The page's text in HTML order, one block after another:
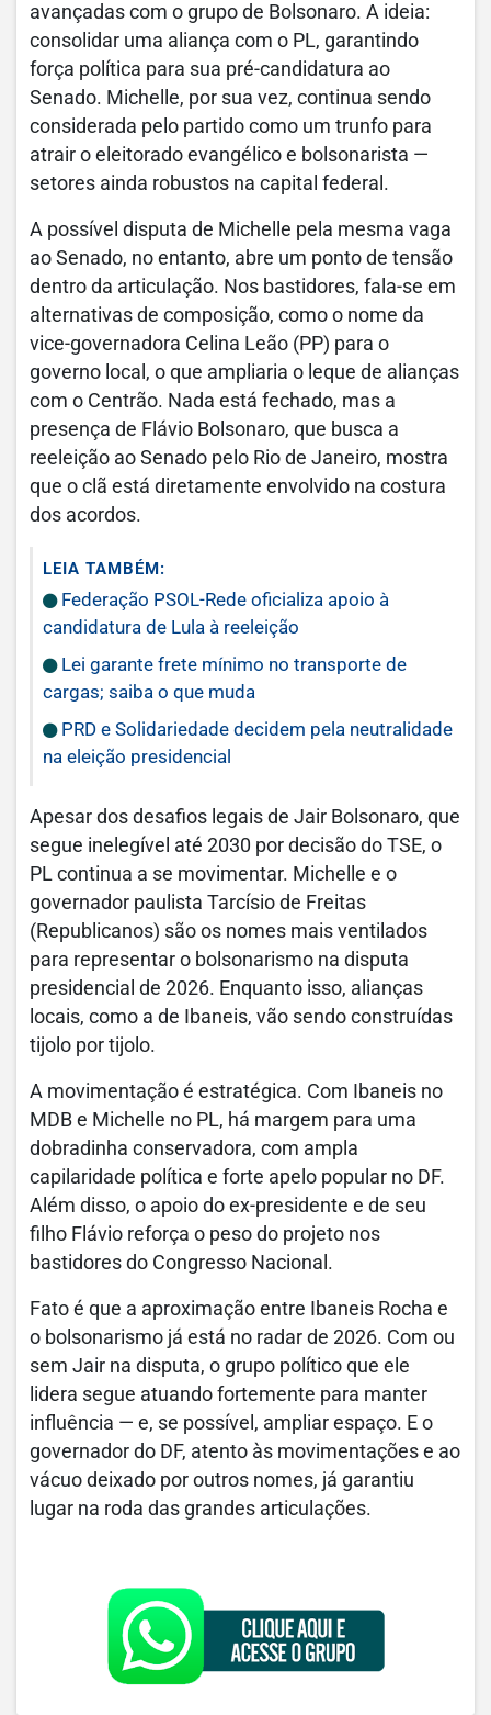
avançadas com o grupo de Bolsonaro. A ideia:
consolidar uma aliança com o PL, garantindo
força política para sua pré-candidatura ao
Senado. Michelle, por sua vez, continua sendo
considerada pelo partido como um trunfo para
atrair o eleitorado evangélico e bolsonarista —
setores ainda robustos na capital federal.
A possível disputa de Michelle pela mesma vaga
ao Senado, no entanto, abre um ponto de tensão
dentro da articulação. Nos bastidores, fala-se em
alternativas de composição, como o nome da
vice-governadora Celina Leão (PP) para o
governo local, o que ampliaria o leque de alianças
com o Centrão. Nada está fechado, mas a
presença de Flávio Bolsonaro, que busca a
reeleição ao Senado pelo Rio de Janeiro, mostra
que o clã está diretamente envolvido na costura
dos acordos.
LEIA TAMBÉM:
Federação PSOL-Rede oficializa apoio à
candidatura de Lula à reeleição
Lei garante frete mínimo no transporte de
cargas; saiba o que muda
PRD e Solidariedade decidem pela neutralidade
na eleição presidencial
Apesar dos desafios legais de Jair Bolsonaro, que
segue inelegível até 2030 por decisão do TSE, o
PL continua a se movimentar. Michelle e o
governador paulista Tarcísio de Freitas
(Republicanos) são os nomes mais ventilados
para representar o bolsonarismo na disputa
presidencial de 2026. Enquanto isso, alianças
locais, como a de Ibaneis, vão sendo construídas
tijolo por tijolo.
A movimentação é estratégica. Com Ibaneis no
MDB e Michelle no PL, há margem para uma
dobradinha conservadora, com ampla
capilaridade política e forte apelo popular no DF.
Além disso, o apoio do ex-presidente e de seu
filho Flávio reforça o peso do projeto nos
bastidores do Congresso Nacional.
Fato é que a aproximação entre Ibaneis Rocha e
o bolsonarismo já está no radar de 2026. Com ou
sem Jair na disputa, o grupo político que ele
lidera segue atuando fortemente para manter
influência — e, se possível, ampliar espaço. E o
governador do DF, atento às movimentações e ao
vácuo deixado por outros nomes, já garantiu
lugar na roda das grandes articulações.